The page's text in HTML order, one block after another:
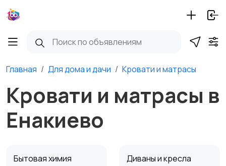
Главная Для дома и дачи Кровати и матрасы
Кровати и матрасы в
Енакиево
Бытовая химия Диваны и кресла